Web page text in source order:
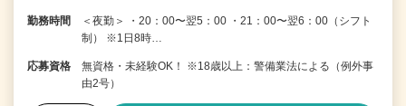
勤務時間
＜夜勤＞ ・20：00〜翌5：00 ・21：00〜翌6：00（シフト
制） ※1日8時…
応募資格
無資格・未経験OK！ ※18歳以上：警備業法による（例外事
由2号）